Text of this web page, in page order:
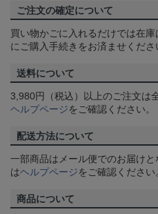
ご注文の確定について
買い物かごに入れるだけでは在
にご購入手続きをお済ませくださ
送料について
3,980円（税込）以上のご注文は
ヘルプページをご確認ください。
配送方法について
一部商品はメール便でのお届け
はヘルプページをご確認ください
商品について